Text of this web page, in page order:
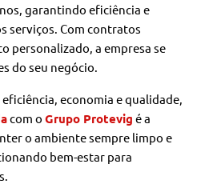
garantindo eficiência e
serviços. Com contratos
personalizado, a empresa se
do seu negócio.
eficiência, economia e qualidade,
com oGrupo Protevig é a
o ambiente sempre limpo e
bem-estar para